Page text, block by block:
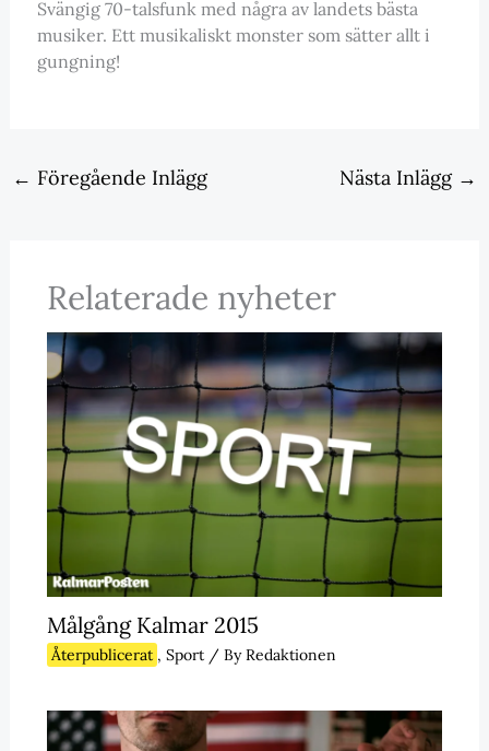
Svängig 70-talsfunk med några av landets bästa
musiker. Ett musikaliskt monster som sätter allt i
gungning!
← Föregående Inlägg Nästa Inlägg →
Relaterade nyheter
Målgång Kalmar 2015
Återpublicerat , Sport/ ByRedaktionen